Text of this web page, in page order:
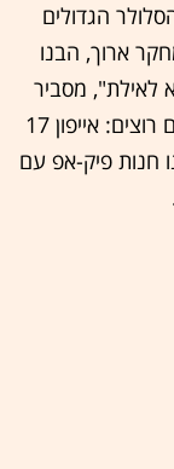
הגדולים
ארוך, הבנו
הוא יוצא לאילת", מסביר
זגורי. "לקוחות מגיעים ויודעים בדיוק מה הם רוצים: אייפון 17
חנות פיק-אפ עם